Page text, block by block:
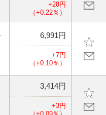
+28円
（+0.22％）
6,991円
+7円
（+0.10％）
3,414円
+3円